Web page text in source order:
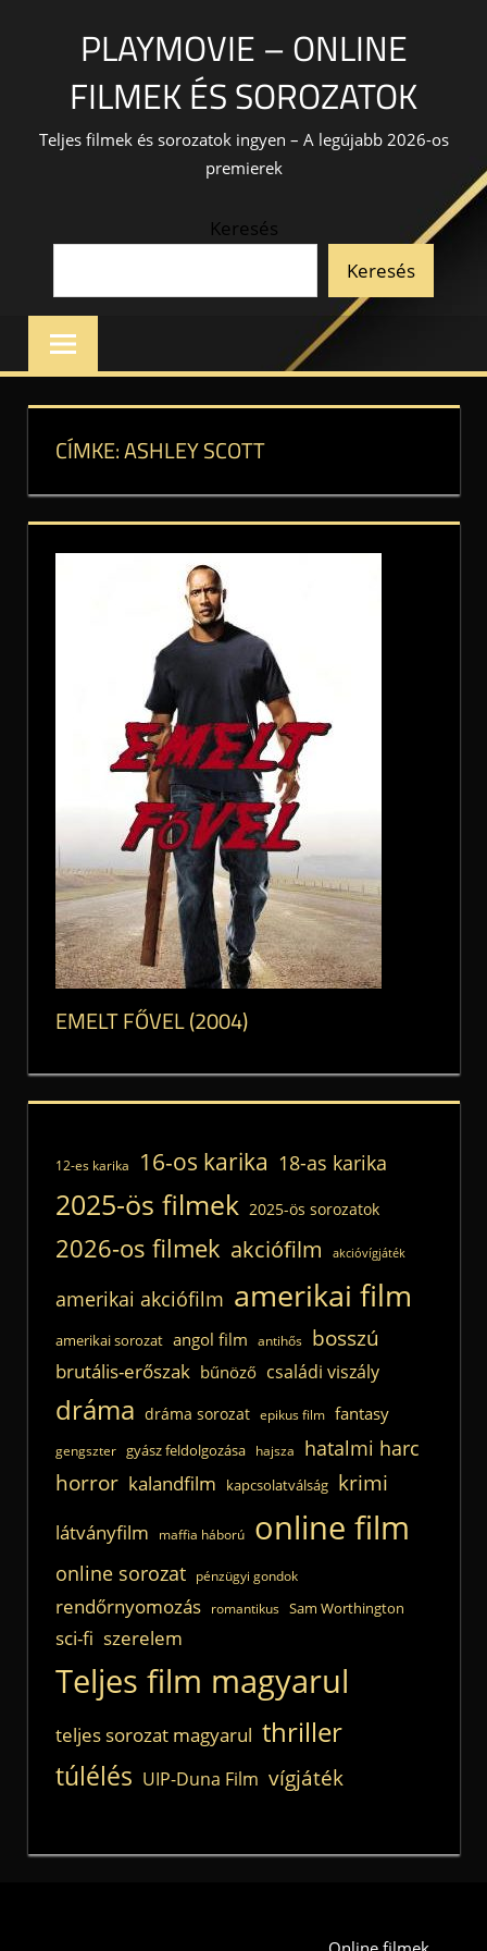
PLAYMOVIE – ONLINE
FILMEK ÉS SOROZATOK
Teljes filmek és sorozatok ingyen – A legújabb 2026-os
premierek
Keresés
Keresés
CÍMKE:ASHLEY SCOTT
EMELT FŐVEL (2004)
12-es karika 16-os karika 18-as karika
2025-ös filmek 2025-ös sorozatok
2026-os filmek akciófilm akcióvígjáték
amerikai akciófilm amerikai film
amerikai sorozat angol film antihős bosszú
brutális-erőszak bűnöző családi viszály
dráma dráma sorozat epikus film fantasy
gengszter gyász feldolgozása hajsza hatalmi harc
horror kalandfilm kapcsolatválság krimi
látványfilm maffia háború online film
online sorozat pénzügyi gondok
rendőrnyomozás romantikus Sam Worthington
sci-fi szerelem
Teljes film magyarul
teljes sorozat magyarul thriller
túlélés UIP-Duna Film vígjáték